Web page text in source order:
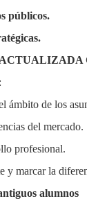
públicos.
ámbito de los
del mercado.
profesional.
y marcar la
alumnos